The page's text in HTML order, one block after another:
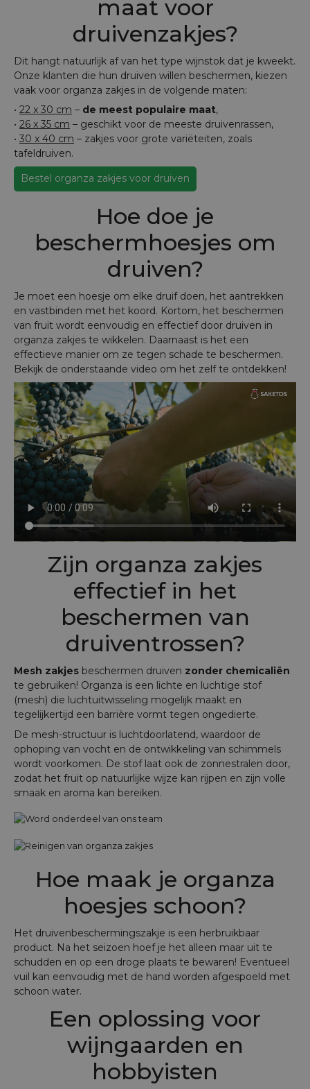
maat voor
druivenzakjes?
Dit hangt natuurlijk af van het type wijnstok dat je kweekt.
Onze klanten die hun druiven willen beschermen, kiezen
vaak voor organza zakjes in de volgende maten:
• 22 x 30 cm – de meest populaire maat,
• 26 x 35 cm – geschikt voor de meeste druivenrassen,
• 30 x 40 cm – zakjes voor grote variëteiten, zoals
tafeldruiven.
Bestel organza zakjes voor druiven
Hoe doe je
beschermhoesjes om
druiven?
Je moet een hoesje om elke druif doen, het aantrekken
en vastbinden met het koord. Kortom, het beschermen
van fruit wordt eenvoudig en effectief door druiven in
organza zakjes te wikkelen. Daarnaast is het een
effectieve manier om ze tegen schade te beschermen.
Bekijk de onderstaande video om het zelf te ontdekken!
Zijn organza zakjes
effectief in het
beschermen van
druiventrossen?
Mesh zakjes beschermen druiven zonder chemicaliën
te gebruiken! Organza is een lichte en luchtige stof
(mesh) die luchtuitwisseling mogelijk maakt en
tegelijkertijd een barrière vormt tegen ongedierte.
De mesh-structuur is luchtdoorlatend, waardoor de
ophoping van vocht en de ontwikkeling van schimmels
wordt voorkomen. De stof laat ook de zonnestralen door,
zodat het fruit op natuurlijke wijze kan rijpen en zijn volle
smaak en aroma kan bereiken.
Hoe maak je organza
hoesjes schoon?
Het druivenbeschermingszakje is een herbruikbaar
product. Na het seizoen hoef je het alleen maar uit te
schudden en op een droge plaats te bewaren! Eventueel
vuil kan eenvoudig met de hand worden afgespoeld met
schoon water.
Een oplossing voor
wijngaarden en
hobbyisten